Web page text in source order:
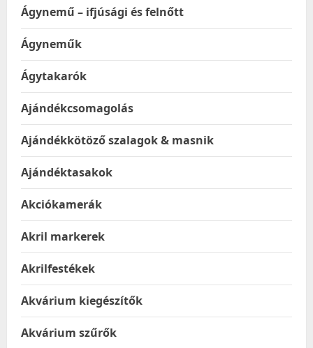
Ágynemű – ifjúsági és felnőtt
Ágyneműk
Ágytakarók
Ajándékcsomagolás
Ajándékkötöző szalagok & masnik
Ajándéktasakok
Akciókamerák
Akril markerek
Akrilfestékek
Akvárium kiegészítők
Akvárium szűrők